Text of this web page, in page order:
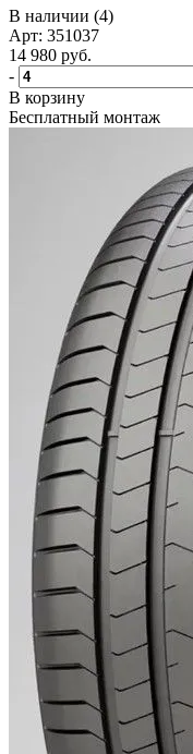
В наличии (4)
Арт: 351037
14 980 руб.
-
В корзину
Бесплатный монтаж